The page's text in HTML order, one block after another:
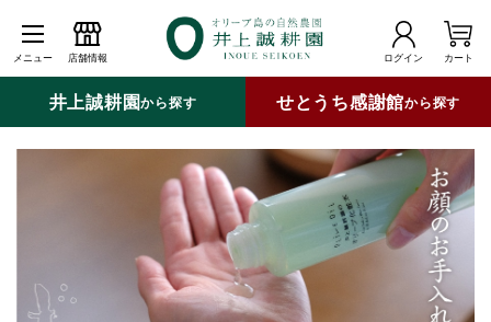
メニュー 店舗情報 ログイン カート
井上誠耕園から探す せとうち感謝館から探す